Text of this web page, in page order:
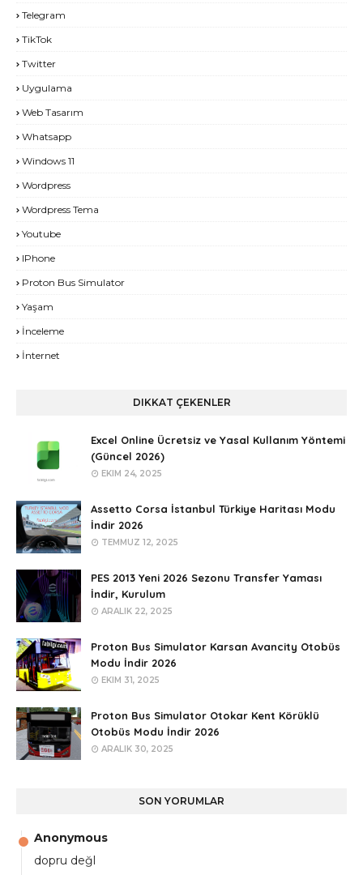
Telegram
TikTok
Twitter
Uygulama
Web Tasarım
Whatsapp
Windows 11
Wordpress
Wordpress Tema
Youtube
IPhone
Proton Bus Simulator
Yaşam
İnceleme
İnternet
DIKKAT ÇEKENLER
Excel Online Ücretsiz ve Yasal Kullanım Yöntemi
(Güncel 2026)
EKIM 24, 2025
Assetto Corsa İstanbul Türkiye Haritası Modu
İndir 2026
TEMMUZ 12, 2025
PES 2013 Yeni 2026 Sezonu Transfer Yaması
İndir, Kurulum
ARALIK 22, 2025
Proton Bus Simulator Karsan Avancity Otobüs
Modu İndir 2026
EKIM 31, 2025
Proton Bus Simulator Otokar Kent Körüklü
Otobüs Modu İndir 2026
ARALIK 30, 2025
SON YORUMLAR
Anonymous
dopru değl